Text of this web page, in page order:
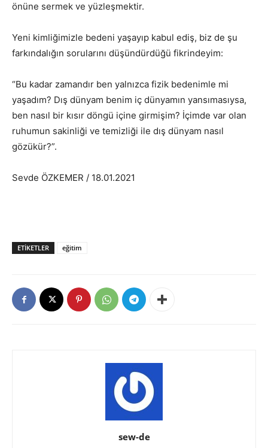
önüne sermek ve yüzleşmektir.
Yeni kimliğimizle bedeni yaşayıp kabul ediş, biz de şu
farkındalığın sorularını düşündürdüğü fikrindeyim:
“Bu kadar zamandır ben yalnızca fizik bedenimle mi
yaşadım? Dış dünyam benim iç dünyamın yansımasıysa,
ben nasıl bir kısır döngü içine girmişim? İçimde var olan
ruhumun sakinliği ve temizliği ile dış dünyam nasıl
gözükür?”.
Sevde ÖZKEMER / 18.01.2021
ETIKETLER eğitim
sew-de